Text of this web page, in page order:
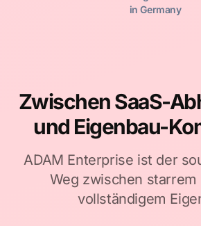
in Germany
Zwischen SaaS-
und Eigenbau-
ADAM Enterprise ist der
Weg zwischen starrem
vollständigem